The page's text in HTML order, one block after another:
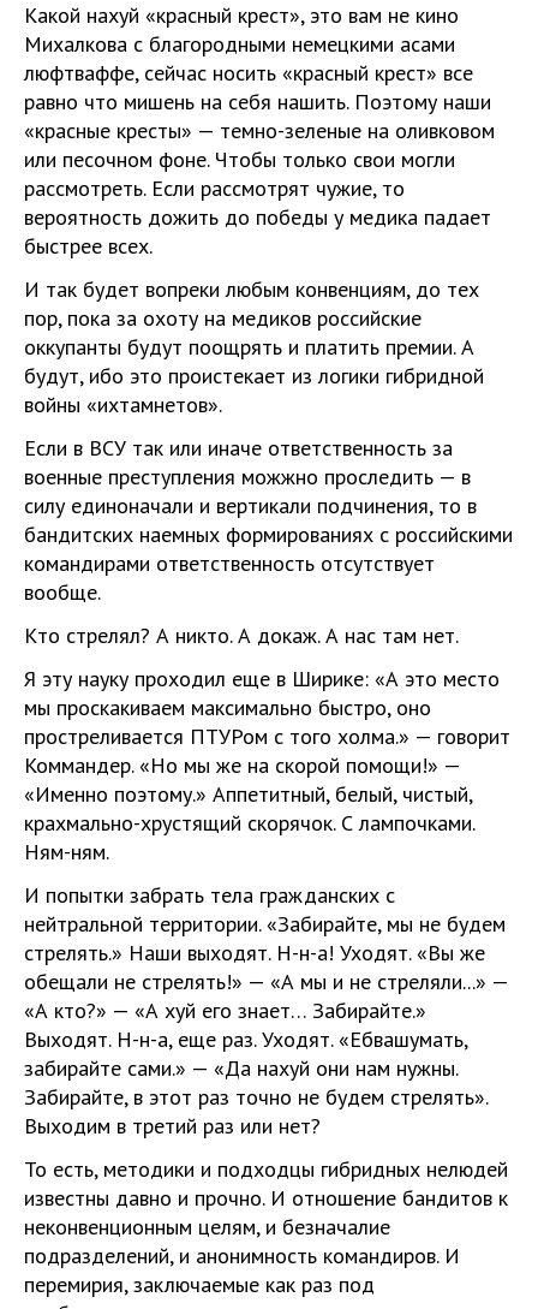
Какой нахуй «красный крест», это вам не кино
Михалкова с благородными немецкими асами
люфтваффе, сейчас носить «красный крест» все
равно что мишень на себя нашить. Поэтому наши
«красные кресты» — темно-зеленые на оливковом
или песочном фоне. Чтобы только свои могли
рассмотреть. Если рассмотрят чужие, то
вероятность дожить до победы у медика падает
быстрее всех.
И так будет вопреки любым конвенциям, до тех
пор, пока за охоту на медиков российские
оккупанты будут поощрять и платить премии. А
будут, ибо это проистекает из логики гибридной
войны «ихтамнетов».
Если в ВСУ так или иначе ответственность за
военные преступления можжно проследить — в
силу единоначали и вертикали подчинения, то в
бандитских наемных формированиях с российскими
командирами ответственность отсутствует
вообще.
Кто стрелял? А никто. А докаж. А нас там нет.
Я эту науку проходил еще в Ширике: «А это место
мы проскакиваем максимально быстро, оно
простреливается ПТУРом с того холма.» — говорит
Коммандер. «Но мы же на скорой помощи!» —
«Именно поэтому.» Аппетитный, белый, чистый,
крахмально-хрустящий скорячок. С лампочками.
Ням-ням.
И попытки забрать тела гражданских с
нейтральной территории. «Забирайте, мы не будем
стрелять.» Наши выходят. Н-н-а! Уходят. «Вы же
обещали не стрелять!» — «А мы и не стреляли...» —
«А кто?» — «А хуй его знает… Забирайте.»
Выходят. Н-н-а, еще раз. Уходят. «Ебвашумать,
забирайте сами.» — «Да нахуй они нам нужны.
Забирайте, в этот раз точно не будем стрелять».
Выходим в третий раз или нет?
То есть, методики и подходцы гибридных нелюдей
известны давно и прочно. И отношение бандитов к
неконвенционным целям, и безначалие
подразделений, и анонимность командиров. И
перемирия, заключаемые как раз под